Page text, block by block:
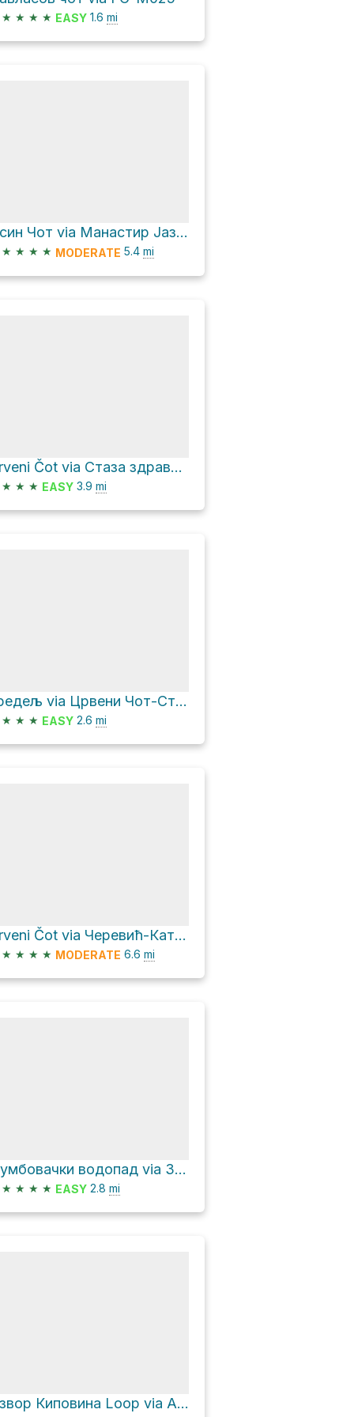
★ ★ ★ ★ EASY 1.6 mi
Исин Чот via Манастир Јазак-Бранковац
★ ★ ★ ★ MODERATE 5.4 mi
Crveni Čot via Стаза здравља Осовље - већа and Кестенски пут
★ ★ ★ EASY 3.9 mi
Гредељ via Црвени Чот-Странпутица
★ ★ ★ EASY 2.6 mi
Crveni Čot via Черевић-Катанске ливаде
★ ★ ★ ★ MODERATE 6.6 mi
Думбовачки водопад via Змајевац - Врата раја
★ ★ ★ ★ EASY 2.8 mi
Извор Киповина Loop via Андревље - Попов чот